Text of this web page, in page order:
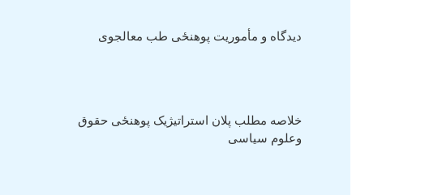
دیدگاه و مأموریت پوهنځی طب معالجوی
خلاصه مطلب پلان استراتیژیک پوهنځی حقوق
وعلوم سیاسی